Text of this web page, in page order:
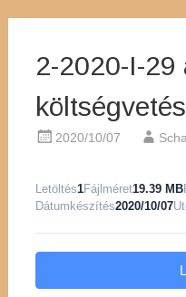
2-2020-I-29
2020/10/07
Letöltés1Fájlméret19.39 MB
Dátumkészítés2020/10/07